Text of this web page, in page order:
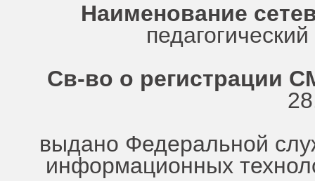
Наименование
Св-во о регистрации
выдано Федеральной
информационных